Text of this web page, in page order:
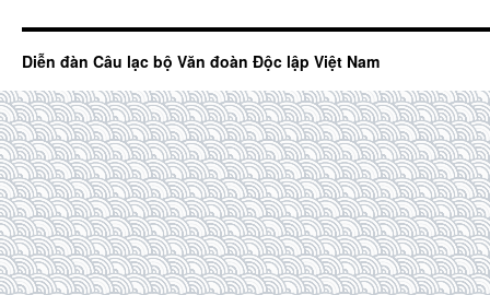
Diễn đàn Câu lạc bộ Văn đoàn Độc lập Việt Nam